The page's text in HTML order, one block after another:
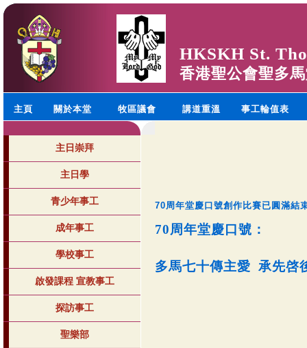
HKSKH St.
香港聖公會聖多
主頁 關於本堂 牧區議會 講道重溫 事工輪值表
主日崇拜
主日學
青少年事工
成年事工
學校事工
啟發課程 宣教事工
探訪事工
聖樂部
70周年堂慶口號創作比賽已圓滿結
70周年堂慶口號：
多馬七十傳主愛 承先啓